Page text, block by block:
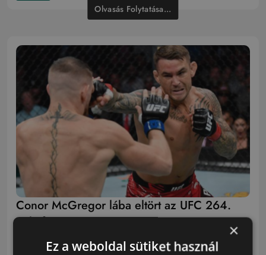
Olvasás Folytatása...
Conor McGregor lába eltört az UFC 264.
gála főmeccsén
2021.07.13. 3 Perc
×
Ez a weboldal sütiket használ